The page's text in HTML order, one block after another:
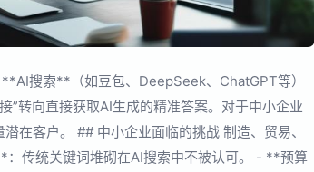
搜索**（如豆包、DeepSeek、ChatGPT等）
”转向直接获取AI生成的精准答案。对于中小企业
在客户。 ## 中小企业面临的挑战 制造、贸易、
传统关键词堆砌在AI搜索中不被认可。 - **预算